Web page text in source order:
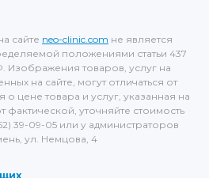
сайте neo-clinic.com не является
положениями статьи 437
Изображения товаров, услуг на
на сайте, могут отличаться от
цене товара и услуг, указанная на
фактической, уточняйте стоимость
39-09-05 или у администраторов
ул. Немцова, 4